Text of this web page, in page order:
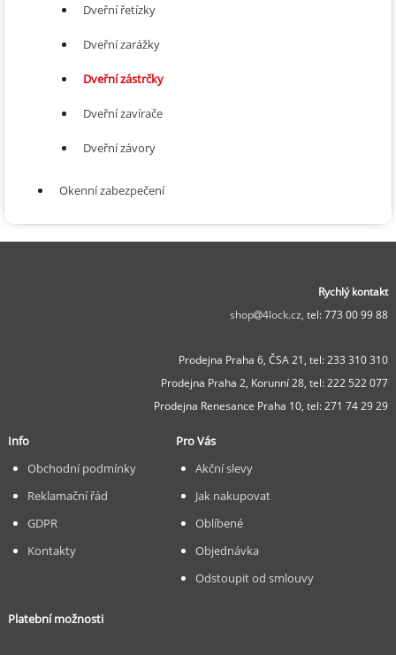
Dveřní řetízky
Dveřní zarážky
Dveřní zástrčky
Dveřní zavírače
Dveřní závory
Okenní zabezpečení
Rychlý kontakt
shop
4lock.cz, tel: 773 00 99 88
Prodejna Praha 6, ČSA 21, tel: 233 310 310
Prodejna Praha 2, Korunní 28, tel: 222 522 077
Prodejna Renesance Praha 10, tel: 271 74 29 29
Info
Obchodní podmínky
Reklamační řád
GDPR
Kontakty
Pro Vás
Akční slevy
Jak nakupovat
Oblíbené
Objednávka
Odstoupit od smlouvy
Platební možnosti